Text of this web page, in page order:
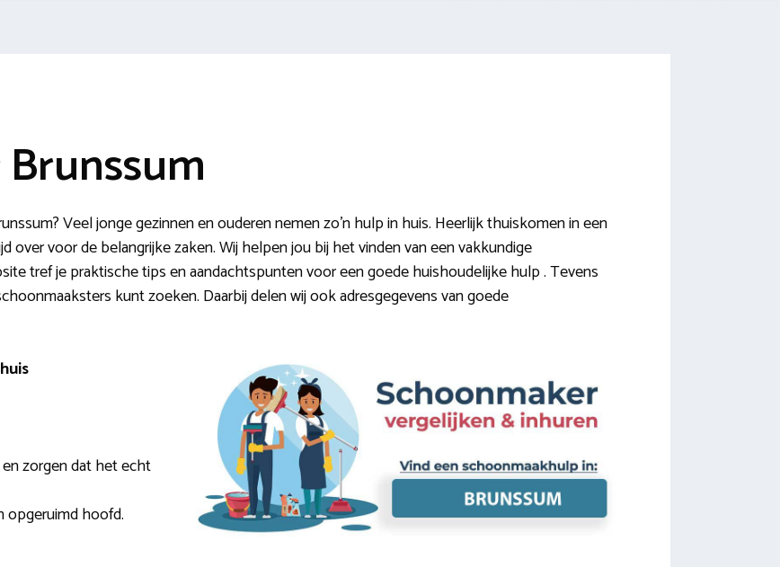
Veel jonge gezinnen en ouderen nemen zo’n hulp in huis. Heerlijk thuiskomen in een
over voor de belangrijke zaken. Wij helpen jou bij het vinden van een vakkundige
tref je praktische tips en aandachtspunten voor een goede huishoudelijke hulp . Tevens
kunt zoeken. Daarbij delen wij ook adresgegevens van goede
zorgen dat het echt
opgeruimd hoofd.